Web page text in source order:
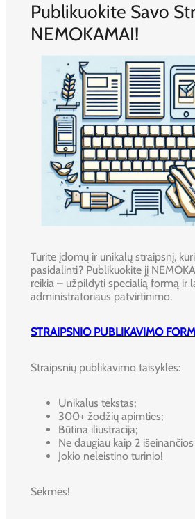
Publikuokite Savo
NEMOKAMAI!
Turite įdomų ir unikalų straipsnį,
pasidalinti? Publikuokite jį
reikia – užpildyti specialią formą ir
administratoriaus patvirtinimo.
STRAIPSNIO PUBLIKAVIMO
Straipsnių publikavimo taisyklės:
Unikalus tekstas;
300+ žodžių apimties;
Būtina iliustracija;
Ne daugiau kaip 2
Jokio neleistino turinio!
Sėkmės!